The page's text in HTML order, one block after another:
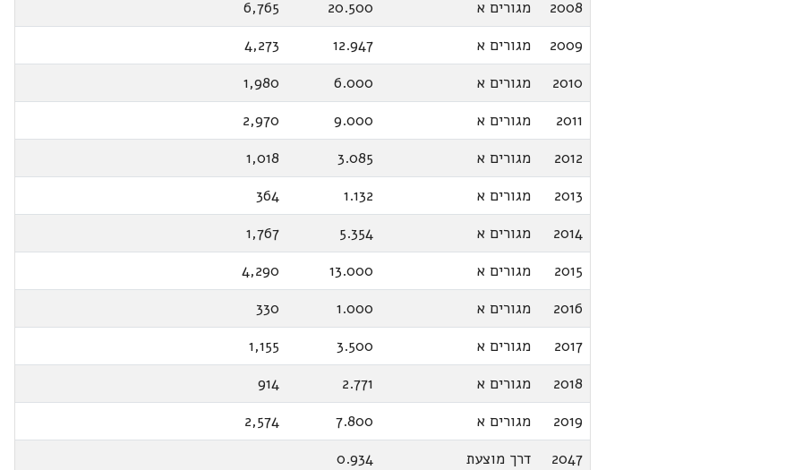
2008 מגורים א 20.500
6,765
2009
מגורים א 12.947
4,273
2010
מגורים א 6.000
1,980
2011
מגורים א 9.000
2,970
2012
מגורים א 3.085
1,018
2013
מגורים א 1.132
364
2014
מגורים א 5.354
1,767
2015
מגורים א 13.000
4,290
2016
מגורים א 1.000
330
2017
מגורים א 3.500
1,155
2018
מגורים א 2.771
914
2019
מגורים א 7.800
2,574
2047
דרך מוצעת
0.934